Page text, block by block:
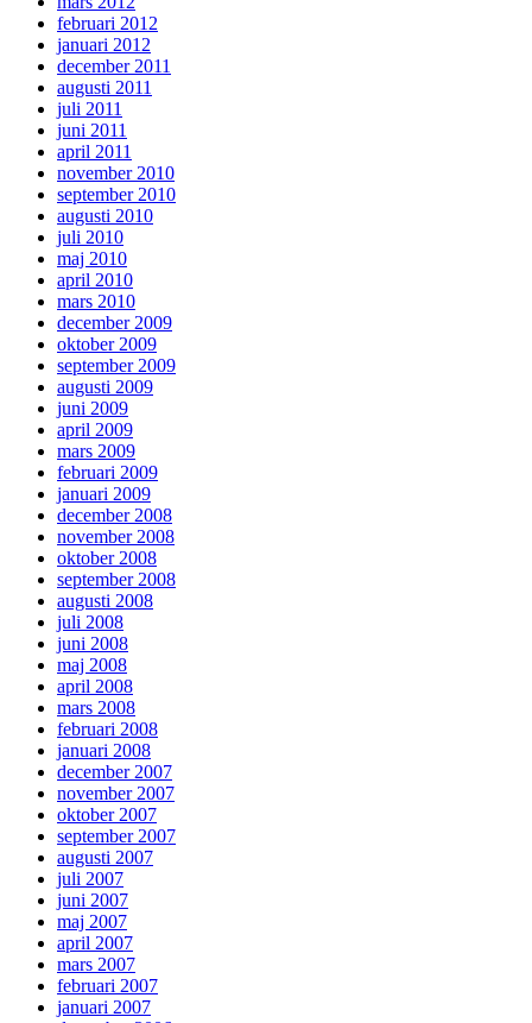
februari 2012
januari 2012
december 2011
augusti 2011
juli 2011
juni 2011
april 2011
november 2010
september 2010
augusti 2010
juli 2010
maj 2010
april 2010
mars 2010
december 2009
oktober 2009
september 2009
augusti 2009
juni 2009
april 2009
mars 2009
februari 2009
januari 2009
december 2008
november 2008
oktober 2008
september 2008
augusti 2008
juli 2008
juni 2008
maj 2008
april 2008
mars 2008
februari 2008
januari 2008
december 2007
november 2007
oktober 2007
september 2007
augusti 2007
juli 2007
juni 2007
maj 2007
april 2007
mars 2007
februari 2007
januari 2007